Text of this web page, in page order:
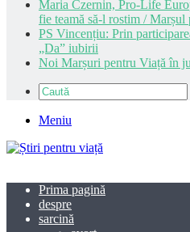
Maria Czernin, Pro-Life
fie teamă să-l rostim /
PS Vincențiu: Prin
„Da” iubirii
Noi Marșuri pentru Viață în
Meniu
Prima pagină
despre
sarcină